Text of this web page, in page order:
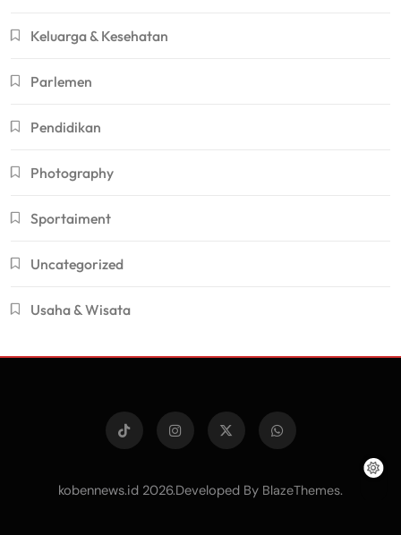
Keluarga & Kesehatan
Parlemen
Pendidikan
Photography
Sportaiment
Uncategorized
Usaha & Wisata
kobennews.id 2026.Developed By BlazeThemes.